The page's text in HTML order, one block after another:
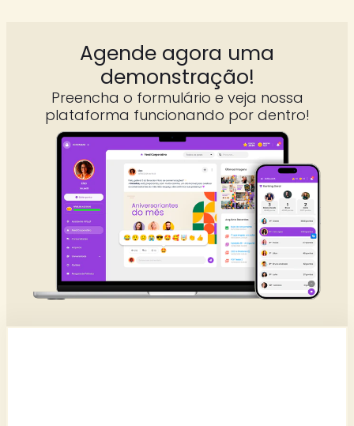
Agende agora uma
demonstração!
Preencha o formulário e veja nossa
plataforma funcionando por dentro!